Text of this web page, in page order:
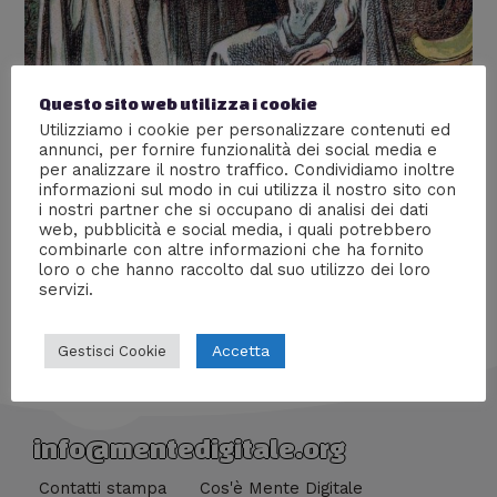
Il tramonto dei druidi
Lascia un commento /Storia/ Di Giacomo Brasini
La fine dei druidi nel continente ad opera dei Romani
info@mentedigitale.org
Contatti stampa Cos'è Mente Digitale
Questo sito web utilizza i cookie
Utilizziamo i cookie per personalizzare contenuti ed
annunci, per fornire funzionalità dei social media e
per analizzare il nostro traffico. Condividiamo inoltre
informazioni sul modo in cui utilizza il nostro sito con
i nostri partner che si occupano di analisi dei dati
web, pubblicità e social media, i quali potrebbero
combinarle con altre informazioni che ha fornito
loro o che hanno raccolto dal suo utilizzo dei loro
servizi.
Gestisci Cookie Accetta